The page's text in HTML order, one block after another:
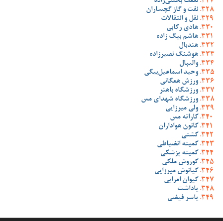
نفت و گاز گچساران
نقل و انتقالات
هادی رکابی
هاشم بیگ زاده
هندبال
هوشنگ نصیرزاده
والیبال
وحید اسماعیل‌بیگی
ورزش همگانی
ورزشگاه باهنر
ورزشگاه شهدای مس
ولی میرزایی
کاراته مس
کانون هواداران
کشتی
کمیته انضباطی
کمیته پزشکی
کوروش ملکی
کیانوش میرزایی
کیوان امرایی
یاداشت
یاسر فیضی